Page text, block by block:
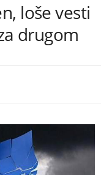
loše vesti
drugom